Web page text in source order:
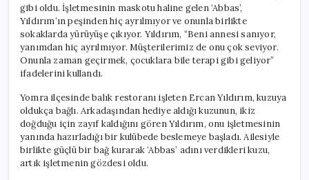
gibi oldu. İşletmesinin maskotu haline gelen ‘Abbas’,
Yıldırım’ın peşinden hiç ayrılmıyor ve onunla birlikte
sokaklarda yürüyüşe çıkıyor. Yıldırım, “Beni annesi sanıyor,
yanımdan hiç ayrılmıyor. Müşterilerimiz de onu çok seviyor.
Onunla zaman geçirmek, çocuklara bile terapi gibi geliyor”
ifadelerini kullandı.
Yomra ilçesinde balık restoranı işleten Ercan Yıldırım, kuzuya
oldukça bağlı. Arkadaşından hediye aldığı kuzunun, ikiz
doğduğu için zayıf kaldığını gören Yıldırım, onu işletmesinin
yanında hazırladığı bir kulübede beslemeye başladı. Ailesiyle
birlikte güçlü bir bağ kurarak ‘Abbas’ adını verdikleri kuzu,
artık işletmenin gözdesi oldu.